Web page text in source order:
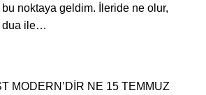
noktaya geldim. İleride ne olur,
dua ile…
MODERN’DİR NE 15 TEMMUZ